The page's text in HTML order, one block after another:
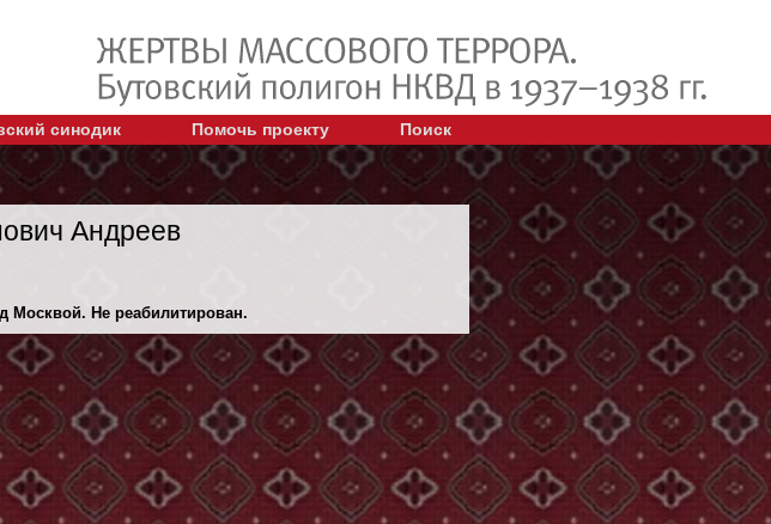
синодик Помочь проекту Поиск
Андреев
Москвой. Не реабилитирован.